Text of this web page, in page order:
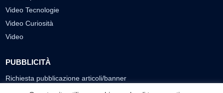
Video Tecnologie
Video Curiosità
Video
PUBBLICITÀ
Richiesta pubblicazione articoli/banner